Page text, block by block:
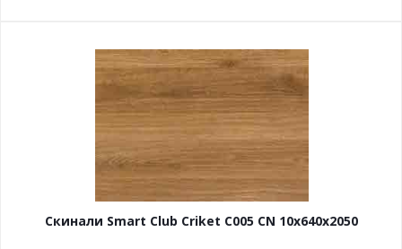
Скинали Smart Club Criket C005 CN 10x640x2050